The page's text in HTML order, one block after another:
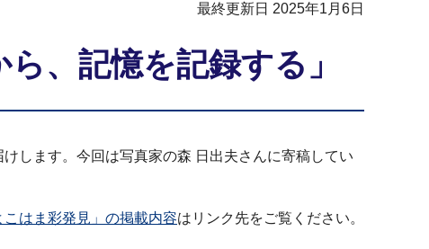
最終更新日 2025年1月6日
、記憶を記録する」
します。今回は写真家の森 日出夫さんに寄稿してい
はま彩発見」の掲載内容はリンク先をご覧ください。